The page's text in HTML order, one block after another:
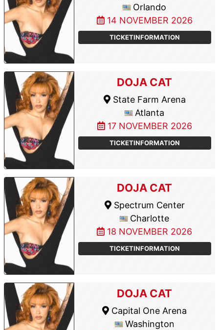
Orlando
14 NOVEMBER 2026
TICKETINFORMATION
DOJA CAT
State Farm Arena
Atlanta
17 NOVEMBER 2026
TICKETINFORMATION
DOJA CAT
Spectrum Center
Charlotte
18 NOVEMBER 2026
TICKETINFORMATION
DOJA CAT
Capital One Arena
Washington